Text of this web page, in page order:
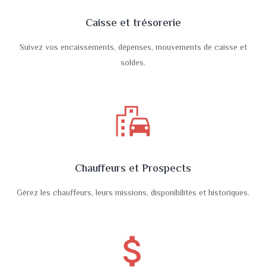
Caisse et trésorerie
Suivez vos encaissements, dépenses, mouvements de caisse et
soldes.
emoji_transportation
Chauffeurs et Prospects
Gérez les chauffeurs, leurs missions, disponibilités et historiques.
attach_money